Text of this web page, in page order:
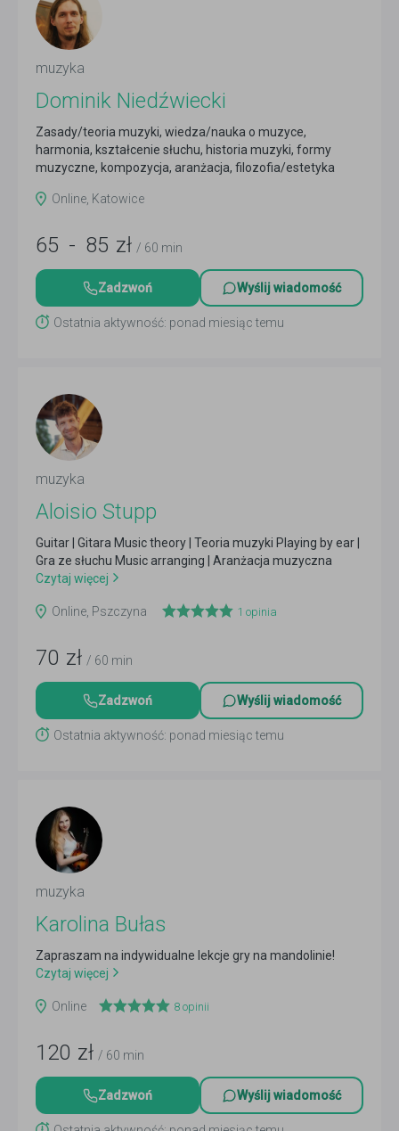
muzyka
Dominik Niedźwiecki
Zasady/teoria muzyki, wiedza/nauka o muzyce,
harmonia, kształcenie słuchu, historia muzyki, formy
muzyczne, kompozycja, aranżacja, filozofia/estetyka
Online, Katowice
65 - 85 zł / 60 min
Zadzwoń Wyślij wiadomość
Ostatnia aktywność: ponad miesiąc temu
muzyka
Aloisio Stupp
Guitar | Gitara Music theory | Teoria muzyki Playing by ear |
Gra ze słuchu Music arranging | Aranżacja muzyczna
Czytaj więcej
Online, Pszczyna 1 opinia
70 zł / 60 min
Zadzwoń Wyślij wiadomość
Ostatnia aktywność: ponad miesiąc temu
muzyka
Karolina Bułas
Zapraszam na indywidualne lekcje gry na mandolinie!
Czytaj więcej
Online 8 opinii
120 zł / 60 min
Zadzwoń Wyślij wiadomość